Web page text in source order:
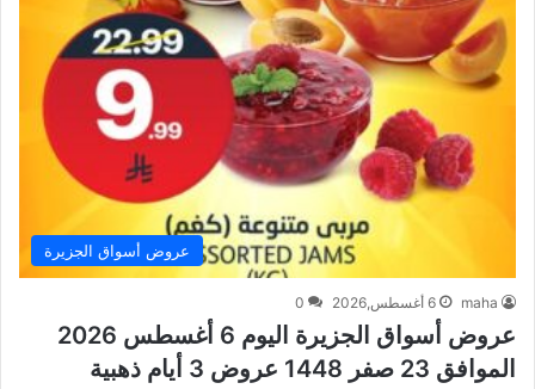
عروض أسواق الجزيرة
maha 6 أغسطس,2026 0
عروض أسواق الجزيرة اليوم 6 أغسطس 2026
الموافق 23 صفر 1448 عروض 3 أيام ذهبية